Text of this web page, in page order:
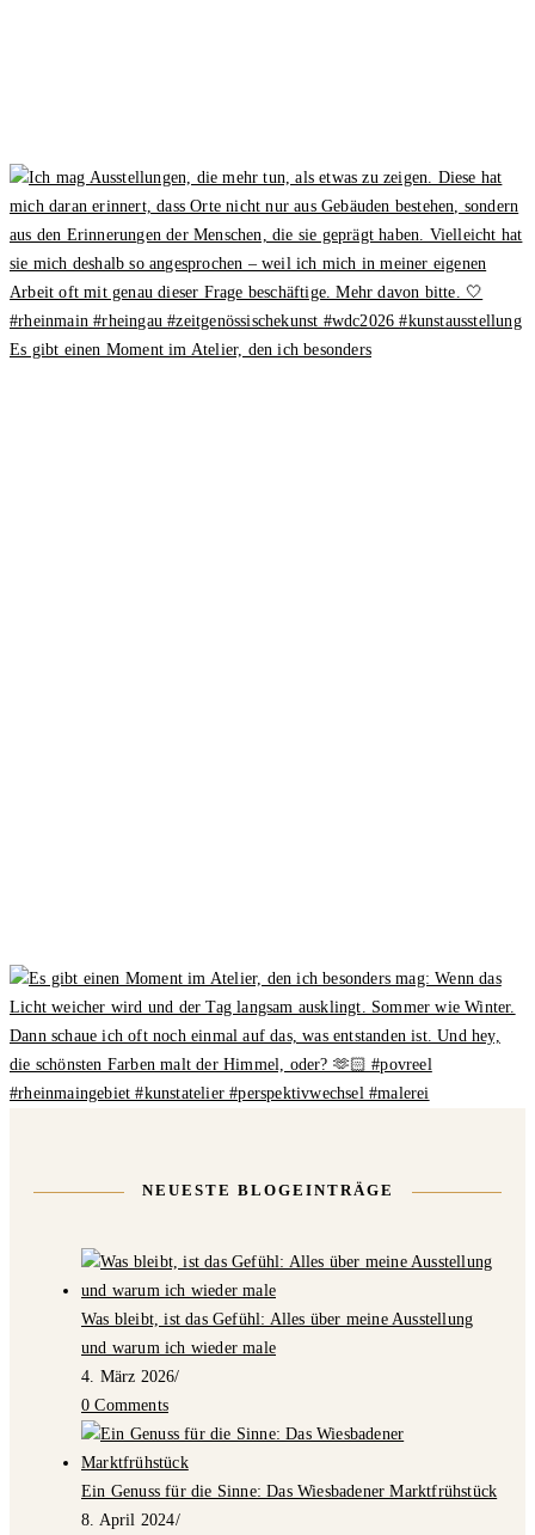
Es gibt einen Moment im Atelier, den ich besonders
NEUESTE BLOGEINTRÄGE
Was bleibt, ist das Gefühl: Alles über meine Ausstellung
und warum ich wieder male
4. März 2026/
0 Comments
Ein Genuss für die Sinne: Das Wiesbadener Marktfrühstück
8. April 2024/